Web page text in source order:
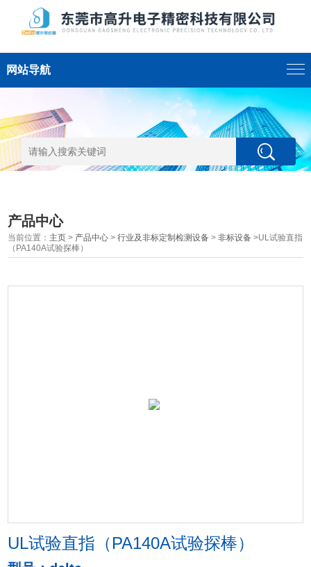
网站导航
产品中心
当前位置： 主页 > 产品中心 >行业及非标定制检测设备 >非标设备 >UL试验直指
（PA140A试验探棒）
UL试验直指（PA140A试验探棒）